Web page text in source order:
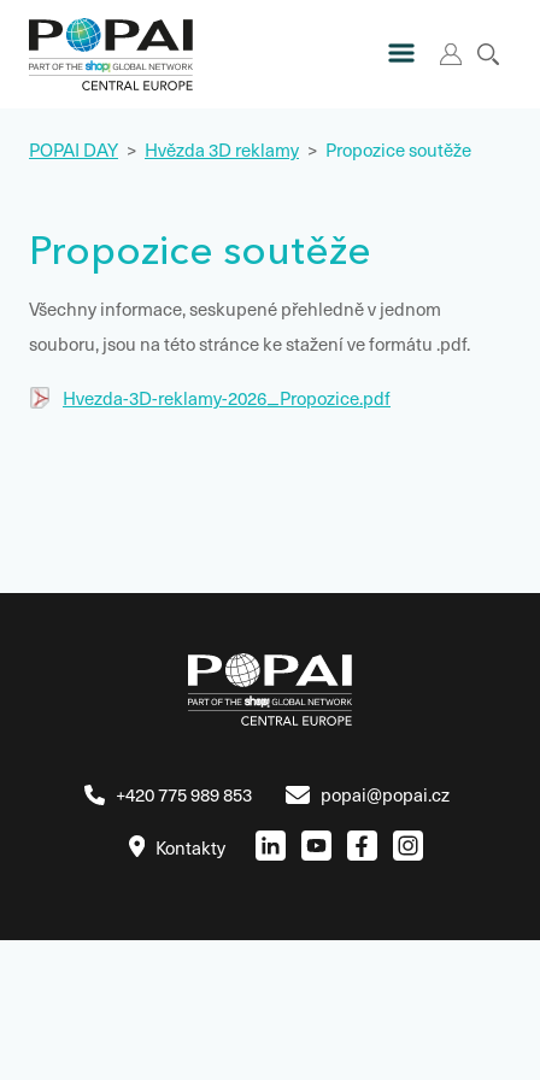
POPAI DAY > Hvězda 3D reklamy > Propozice soutěže
Propozice soutěže
Všechny informace, seskupené přehledně v jednom
souboru, jsou na této stránce ke stažení ve formátu .pdf.
Hvezda-3D-reklamy-2026_Propozice.pdf
+420 775 989 853 popai@popai.cz
Kontakty